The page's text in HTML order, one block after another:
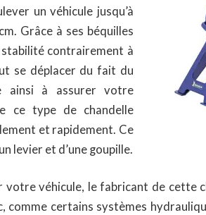
un véhicule jusqu’à
Grâce à ses béquilles
contrairement à
se déplacer du fait du
ainsi à assurer votre
ce type de chandelle
et rapidement. Ce
levier et d’une goupille.
votre véhicule, le fabricant de cette
comme certains systèmes